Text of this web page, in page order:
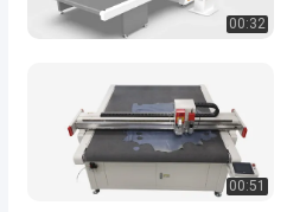
00:32
00:51